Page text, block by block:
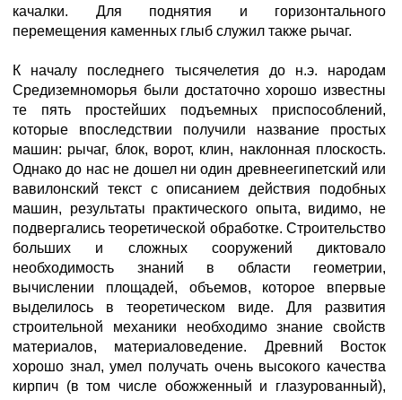
качалки. Для поднятия и горизонтального
перемещения каменных глыб служил также рычаг.
К началу последнего тысячелетия до н.э. народам
Средиземноморья были достаточно хорошо известны
те пять простейших подъемных приспособлений,
которые впоследствии получили название простых
машин: рычаг, блок, ворот, клин, наклонная плоскость.
Однако до нас не дошел ни один древнеегипетский или
вавилонский текст с описанием действия подобных
машин, результаты практического опыта, видимо, не
подвергались теоретической обработке. Строительство
больших и сложных сооружений диктовало
необходимость знаний в области геометрии,
вычислении площадей, объемов, которое впервые
выделилось в теоретическом виде. Для развития
строительной механики необходимо знание свойств
материалов, материаловедение. Древний Восток
хорошо знал, умел получать очень высокого качества
кирпич (в том числе обожженный и глазурованный),